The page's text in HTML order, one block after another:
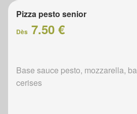
Pizza pesto senior
Dès 7.50 €
Base sauce pesto, mozzarella,
cerises